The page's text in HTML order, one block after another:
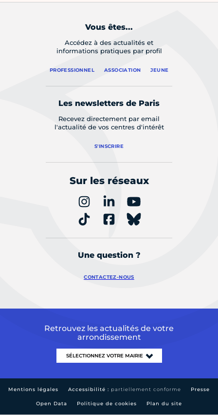
Vous êtes...
Accédez à des actualités et
informations pratiques par profil
PROFESSIONNEL ASSOCIATION JEUNE
Les newsletters de Paris
Recevez directement par email
l'actualité de vos centres d'intérêt
S'INSCRIRE
Sur les réseaux
Une question ?
CONTACTEZ-NOUS
Retrouvez les actualités de votre
arrondissement
Mentions légales Accessibilité : partiellement conforme Presse
Open Data Politique de cookies Plan du site